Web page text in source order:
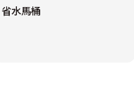
省水馬桶